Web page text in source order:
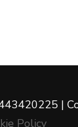
|
Policy